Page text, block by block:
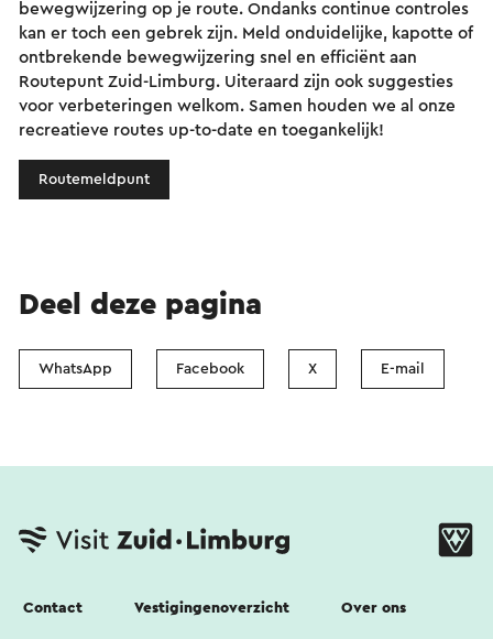
bewegwijzering op je route. Ondanks continue controles
kan er toch een gebrek zijn. Meld onduidelijke, kapotte of
ontbrekende bewegwijzering snel en efficiënt aan
Routepunt Zuid-Limburg. Uiteraard zijn ook suggesties
voor verbeteringen welkom. Samen houden we al onze
recreatieve routes up-to-date en toegankelijk!
Routemeldpunt
Deel deze pagina
WhatsApp Facebook X E-mail
Contact Vestigingenoverzicht Over ons